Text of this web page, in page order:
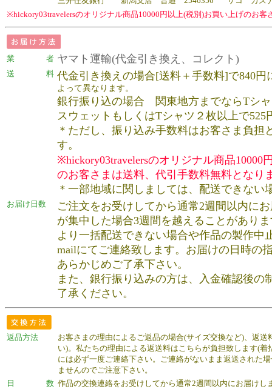
※hickory03travelersのオリジナル商品10000円以上(税別)お買い上げのお客
業 者 ヤマト運輸(代金引き換え、コレクト)
送 料 代金引き換えの場合[送料＋手数料]で840円
よって異なります。
銀行振り込の場合 関東地方までならTシャ
スウェットもしくはTシャツ２枚以上で525
＊ただし、振り込み手数料はお客さま負担
す。
※hickory03travelersのオリジナル商品10000
のお客さまは送料、代引手数料無料となり
＊一部地域に関しましては、配送できない
お届け日数
ご注文をお受けしてから通常2週間以内に
が集中した場合3週間を越えることがあり
より一括配送できない場合や作品の製作中
mailにてご連絡致します。お届けの日時の
あらかじめご了承下さい。
また、銀行振り込みの方は、入金確認後の
了承ください。
返品方法
お客さまの理由によるご返品の場合(サイズ交換など)、返
い)。私たちの理由による返送料はこちらが負担致します(
には必ず一度ご連絡下さい。ご連絡がないまま返送された
ませんのでご注意下さい。
日 数 作品の交換連絡をお受けしてから通常2週間以内にお届けし